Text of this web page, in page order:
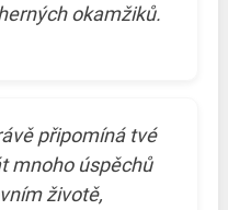
okamžiků.
připomíná tvé
mnoho úspěchů
životě,